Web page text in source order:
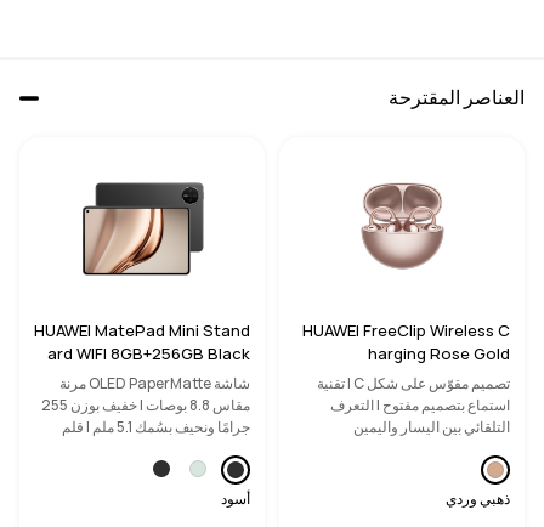
العناصر المقترحة
HUAWEI FreeClip Wireless C
harging Rose Gold
تصميم مقوّس على شكل C | تقنية
استماع بتصميم مفتوح | التعرف
التلقائي بين اليسار واليمين
ذهبي وردي
HUAWEI MatePad Mini Stand
ard WIFI 8GB+256GB Black
شاشة OLED PaperMatte مرنة
مقاس 8.8 بوصات | خفيف بوزن 255
جرامًا ونحيف بسُمك 5.1 ملم | قلم
أسود